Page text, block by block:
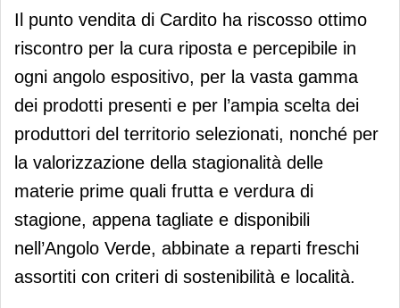
Il punto vendita di Cardito ha riscosso ottimo
riscontro per la cura riposta e percepibile in
ogni angolo espositivo, per la vasta gamma
dei prodotti presenti e per l’ampia scelta dei
produttori del territorio selezionati, nonché per
la valorizzazione della stagionalità delle
materie prime quali frutta e verdura di
stagione, appena tagliate e disponibili
nell’Angolo Verde, abbinate a reparti freschi
assortiti con criteri di sostenibilità e località.